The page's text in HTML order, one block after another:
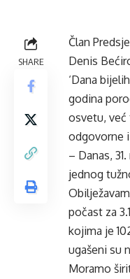
SHARE
Član
Denis
‘Dana
godina
osvetu, već
odgovorne
– Danas,
jednog
počast za
kojima je
ugašeni su
Moramo